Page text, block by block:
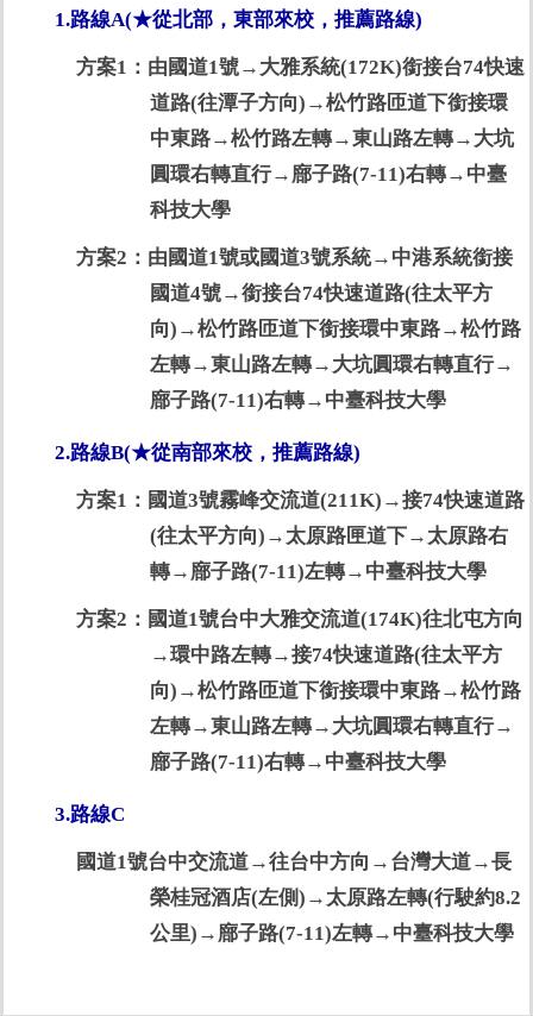
1.路線A(★從北部，東部來校，推薦路線)
方案1：由國道1號→大雅系統(172K)銜接台74快速
道路(往潭子方向)→松竹路匝道下銜接環
中東路→松竹路左轉→東山路左轉→大坑
圓環右轉直行→廍子路(7-11)右轉→中臺
科技大學
方案2：由國道1號或國道3號系統→中港系統銜接
國道4號→銜接台74快速道路(往太平方
向)→松竹路匝道下銜接環中東路→松竹路
左轉→東山路左轉→大坑圓環右轉直行→
廍子路(7-11)右轉→中臺科技大學
2.路線B(★從南部來校，推薦路線)
方案1：國道3號霧峰交流道(211K)→接74快速道路
(往太平方向)→太原路匣道下→太原路右
轉→廍子路(7-11)左轉→中臺科技大學
方案2：國道1號台中大雅交流道(174K)往北屯方向
→環中路左轉→接74快速道路(往太平方
向)→松竹路匝道下銜接環中東路→松竹路
左轉→東山路左轉→大坑圓環右轉直行→
廍子路(7-11)右轉→中臺科技大學
3.路線C
國道1號台中交流道→往台中方向→台灣大道→長
榮桂冠酒店(左側)→太原路左轉(行駛約8.2
公里)→廍子路(7-11)左轉→中臺科技大學